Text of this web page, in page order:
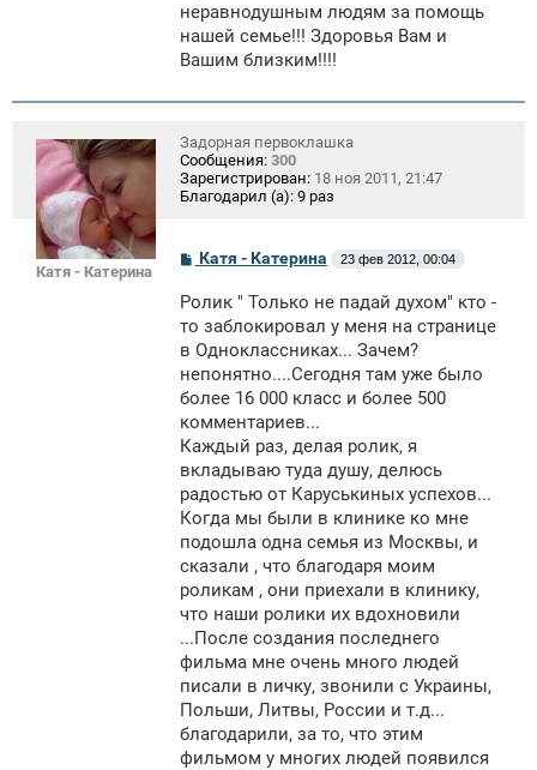
неравнодушным людям за помощь
нашей семье!!! Здоровья Вам и
Вашим близким!!!!
Катя - Катерина
Задорная первоклашка
Сообщения: 300
Зарегистрирован: 18 ноя 2011, 21:47
Благодарил (а): 9 раз
С
б
щ
е
н
и
Катя - Катерина 23 фев 2012, 00:04
Ролик " Только не падай духом" кто -
то заблокировал у меня на странице
в Одноклассниках... Зачем?
непонятно....Сегодня там уже было
более 16 000 класс и более 500
комментариев...
Каждый раз, делая ролик, я
вкладываю туда душу, делюсь
радостью от Каруськиных успехов...
Когда мы были в клинике ко мне
подошла одна семья из Москвы, и
сказали , что благодаря моим
роликам , они приехали в клинику,
что наши ролики их вдохновили
...После создания последнего
фильма мне очень много людей
писали в личку, звонили с Украины,
Польши, Литвы, России и т.д...
благодарили, за то, что этим
фильмом у многих людей появился